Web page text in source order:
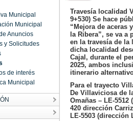
Municipal
Municipal
Anuncios
y Solicitudes
de interés
Municipal
CET
2025
Mon
Dec 15
00:00:00
CET
2025
Mon Dec
15
00:00:00
CET
Travesía localidad
9+530) Se hace
“Mejora de aceras
la Ribera”, se va a
en la travesía de la
dicha localidad
Cajal, durante el
2025, ambos
itinerario
Para el trayecto
De Villaviciosa de
Omañas – LE-
420 dirección
LE-5503 (dirección